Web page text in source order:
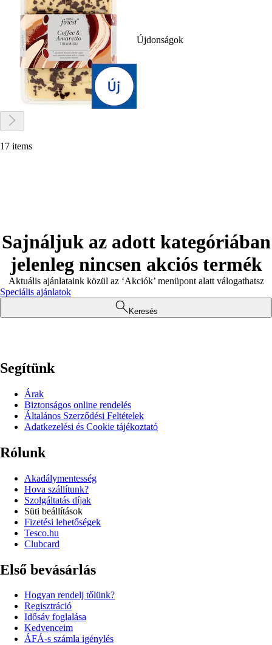
Újdonságok
17 items
Sajnáljuk az adott kategóriában
jelenleg nincsen akciós termék
Aktuális ajánlataink közül az ‘Akciók’ menüpont alatt válogathatsz
Speciális ajánlatok
Keresés
Segítünk
Árak
Biztonságos online rendelés
Általános Szerződési Feltételek
Adatkezelési és Cookie tájékoztató
Rólunk
Akadálymentesség
Hova szállítunk?
Szolgáltatás díjak
Süti beállítások
Fizetési lehetőségek
Tesco.hu
Clubcard
Első bevásárlás
Hogyan rendelj tőlünk?
Regisztráció
Idősáv foglalása
Kedvenceim
ÁFÁ-s számla igénylés